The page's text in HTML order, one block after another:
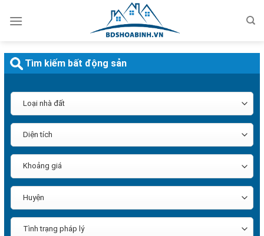
qua
dung
Tìm kiếm bất động sản